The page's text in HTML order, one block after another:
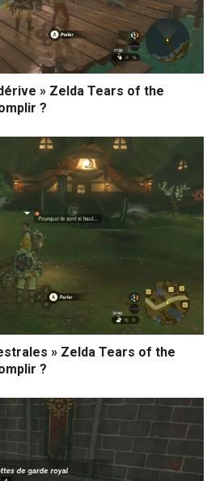
» Zelda Tears of the
?
» Zelda Tears of the
?